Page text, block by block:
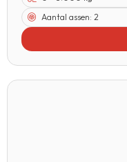
Aantal assen: 2